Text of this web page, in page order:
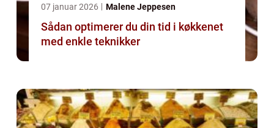
07 januar 2026 Malene Jeppesen
Sådan optimerer du din tid i køkkenet
med enkle teknikker